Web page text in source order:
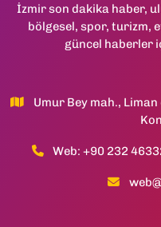
İzmir son dakika haber,
bölgesel, spor, turizm,
güncel haberler
Umur Bey mah.,
Web: +90 232